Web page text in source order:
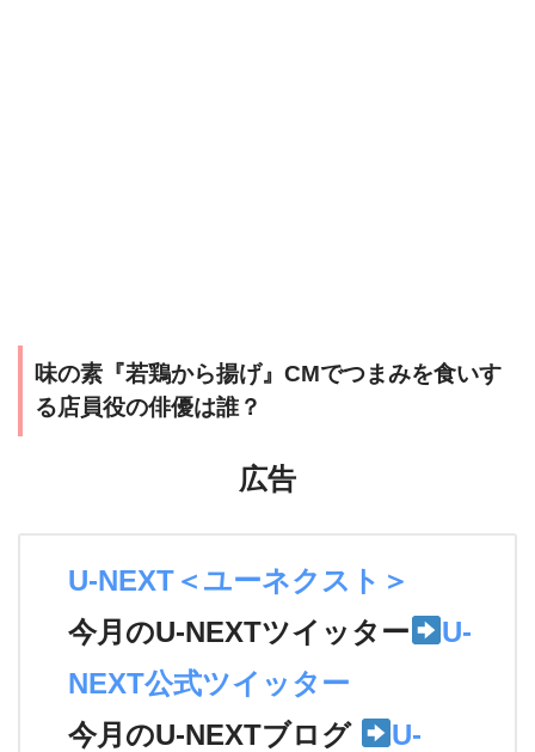
味の素『若鶏から揚げ』CMでつまみを食いす
る店員役の俳優は誰？
広告
U-NEXT＜ユーネクスト＞
今月のU-NEXTツイッター
U-
NEXT公式ツイッター
今月のU-NEXTブログ
U-